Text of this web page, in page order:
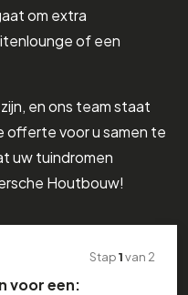
om extra
of een
en ons team staat
offerte voor u samen te
uw tuindromen
Houtbouw!
Stap1van 2
voor een: